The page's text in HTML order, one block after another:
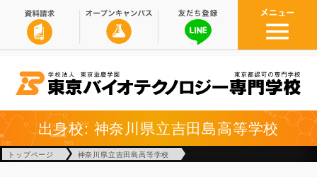
出身校: 神奈川県立吉田島高等学校
トップページ 神奈川県立吉田島高等学校